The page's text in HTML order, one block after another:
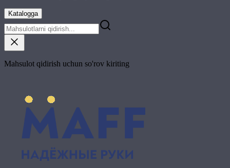
Katalogga
Mahsulot qidirish uchun so'rov kiriting